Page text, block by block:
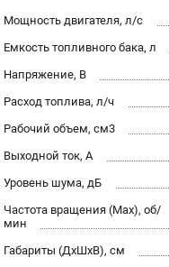
Мощность двигателя, л/с
Емкость топливного бака, л
Напряжение, В
Расход топлива, л/ч
Рабочий объем, см3
Выходной ток, А
Уровень шума, дБ
Частота вращения (Max), об/
мин
Габариты (ДхШхВ), см